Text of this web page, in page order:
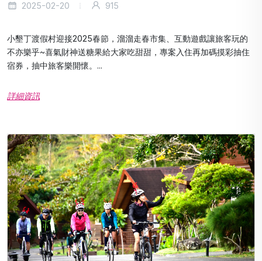
2025-02-20 915
小墾丁渡假村迎接2025春節，溜溜走春市集、互動遊戲讓旅客玩的
不亦樂乎~喜氣財神送糖果給大家吃甜甜，專案入住再加碼摸彩抽住
宿券，抽中旅客樂開懷。...
詳細資訊